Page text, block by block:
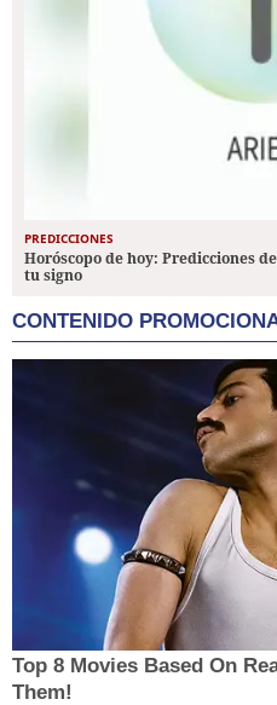
PREDICCIONES
Horóscopo de hoy: Predicciones
tu signo
CONTENIDO
Top 8 Movies Based On
Them!